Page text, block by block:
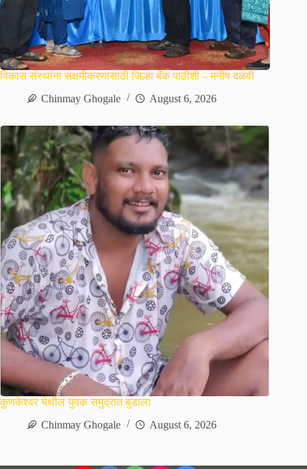
विकास संस्थांना सक्षमीकरणासाठी जिल्हा बॅंक पाठीशी – मनीष दळवी
Chinmay Ghogale
August 6, 2026
कुणकेश्वर येथील युवक समुद्रात बुडाला
Chinmay Ghogale
August 6, 2026